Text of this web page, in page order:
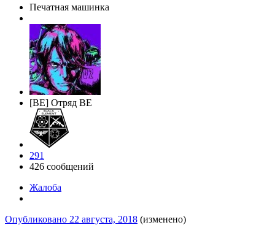
Печатная машинка
[BE] Отряд BE
291
426 сообщений
Жалоба
Опубликовано 22 августа, 2018 (изменено)